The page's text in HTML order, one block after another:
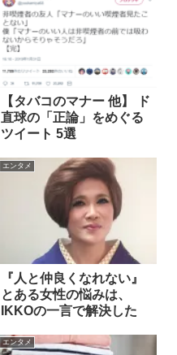
【タバコのマナー 他】 ド
直球の「正論」をめぐる
ツイート 5選
エンタメ
『人と仲良くなれない』
とある女性の悩みは、
IKKOの一言で解決した
エンタメ